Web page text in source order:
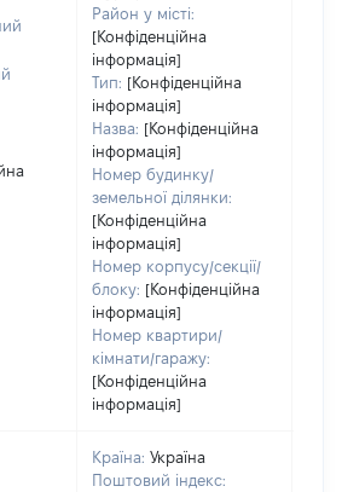
Район у місті:
[Конфіденційна
інформація]
Тип: [Конфіденційна
інформація]
Назва: [Конфіденційна
інформація]
Номер будинку/
земельної ділянки:
[Конфіденційна
інформація]
Номер корпусу/секції/
блоку: [Конфіденційна
інформація]
Номер квартири/
кімнати/гаражу:
[Конфіденційна
інформація]
Країна: Україна
Поштовий індекс: